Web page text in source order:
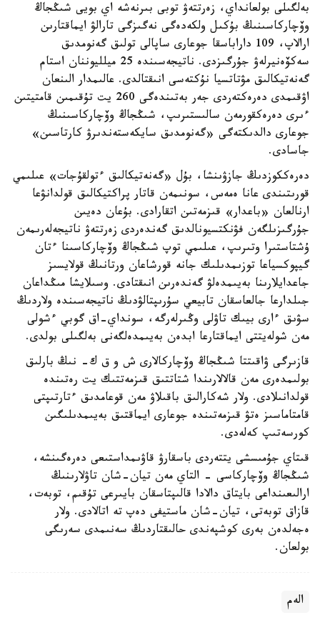
بەلگىلى بولعانداي، زەرتتەۋ توبى بىرنەشە اي بويى شىڭجاڭ
وۆچاركاسىنىڭ بۇكىل ولكەدەگى نەگىزگى تارالۋ ايماقتارىن
ارالاپ، 109 داراباسقا جوعارى ساپالى تولىق گەنومدىق
سەكۆەنيرلەۋ جۇرگىزدى. ناتيجەسىندە 25 ميلليوننان استام
گەنەتيكالىق مۋتاتسيا نۇكتەسى انىقتالدى. عالىمدار الىنعان
اۋقىمدى دەرەكتەردى جەر بەتىندەگى 260 يت تۇقىمىن قامتيتىن
ءىرى دەرەكقورمەن سالىستىرىپ، شىڭجاڭ وۆچاركاسىنىڭ
جوعارى دالدىكتەگى «گەنومدىق سايكەستەندىرۋ كارتاسىن»
جاسادى.
دەرەككوزدىڭ جازۋىنشا، بۇل «گەنەتيكالىق ءتولقۇجات» عىلىمي
قورىتىندى عانا ەمەس، سونىمەن قاتار پراكتيكالىق قولدانۋعا
ارنالعان «باعدار» قىزمەتىن اتقارادى. بۇعان دەيىن
جۇرگىزىلگەن فۋنكتسيونالدىق گەندەردى زەرتتەۋ ناتيجەلەرىمەن
ۇشتاستىرا وتىرىپ، عىلىمي توپ شىڭجاڭ وۆچاركاسىنا ءتان
گيپوكسياعا توزىمدىلىك جانە قورشاعان ورتانىڭ قولايسىز
جاعدايلارىنا بەيىمدەلۋ گەندەرىن انىقتادى. وسىلايشا مىڭداعان
جىلدارعا جالعاسقان تابيعي سۇرىپتالۋدىڭ ناتيجەسىندە ولاردىڭ
سۋىق ءارى بيىك تاۋلى وڭىرلەرگە، سونداي-اق گوبي ءشولى
مەن شولەيتتى ايماقتارعا ابدەن بەيىمدەلگەنى بەلگىلى بولدى.
قازىرگى ۋاقىتتا شىڭجاڭ وۆچاركالارى ش و ق ك- نىڭ بارلىق
بولىمدەرى مەن قالالارىندا شتاتتىق قىزمەتتىك يت رەتىندە
قولدانىلادى. ولار شەكارالىق باقىلاۋ مەن قوعامدىق ءتارتىپتى
قامتاماسىز ەتۋ قىزمەتىندە جوعارى ايماقتىق بەيىمدىلىگىن
كورسەتىپ كەلەدى.
قىتاي جۇمىسشى يتتەردى باسقارۋ قاۋىمداستىعى دەرەگىنشە،
شىڭجاڭ وۆچاركاسى - التاي مەن تيان-شان تاۋلارىنىڭ
ارالىعىنداعى بايتاق دالادا قالىپتاسقان بايىرعى تۇقىم، توبەت،
قازاق توبەتى، تيان-شان ماستيفى دەپ تە اتالادى. ولار
ەجەلدەن بەرى كوشپەندى حالىقتاردىڭ سەنىمدى سەرىگى
بولعان.
الەم